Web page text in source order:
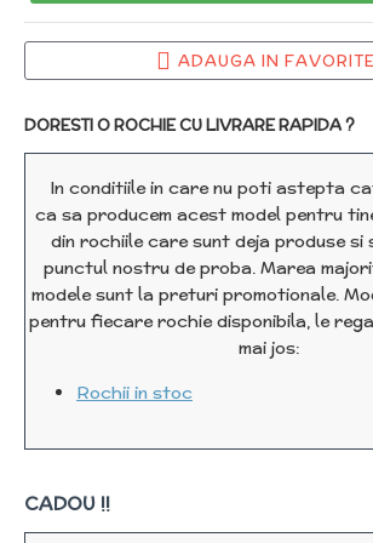
ADAUGA IN FAVORITE
DORESTI O ROCHIE CU LIVRARE RAPIDA ?
In conditiile in care nu poti astepta
ca sa producem acest model pentru
din rochiile care sunt deja produse si
punctul nostru de proba. Marea
modele sunt la preturi promotionale.
pentru fiecare rochie disponibila, le
mai jos:
Rochii in stoc
CADOU !!